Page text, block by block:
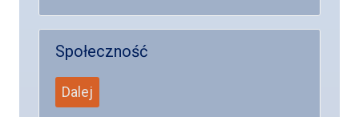
Społeczność
Dalej